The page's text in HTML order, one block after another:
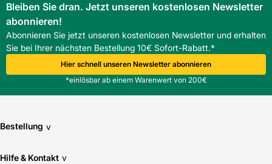
Bleiben Sie dran. Jetzt unseren kostenlosen Newsletter
abonnieren!
Abonnieren Sie jetzt unseren kostenlosen Newsletter und erhalten
Sie bei Ihrer nächsten Bestellung 10€ Sofort-Rabatt.*
Hier schnell unseren Newsletter abonnieren
*einlösbar ab einem Warenwert von 200€
Bestellung v
Hilfe & Kontakt v